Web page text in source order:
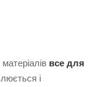
все для
і